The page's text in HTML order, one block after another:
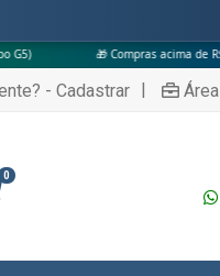
🎁 Compras acima de R$ 3.000
- Cadastrar |
0